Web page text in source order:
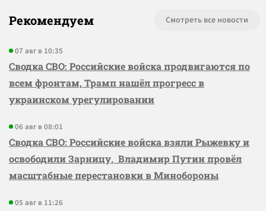
Рекомендуем Смотреть все новости
07 авг в 10:35
Сводка СВО: Российские войска продвигаются по
всем фронтам, Трамп нашёл прогресс в
украинском урегулировании
06 авг в 08:01
Сводка СВО: Российские войска взяли Рыжевку и
освободили Зарницу, Владимир Путин провёл
масштабные перестановки в Минобороны
05 авг в 11:26